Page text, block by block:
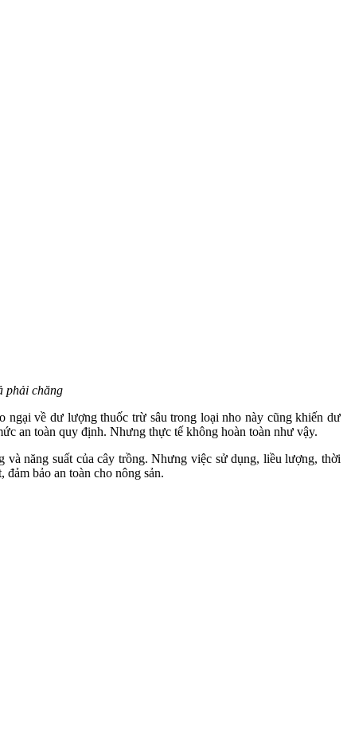
phải chăng
ngại về dư lượng thuốc trừ sâu trong loại nho này cũng khiến dư
an toàn quy định. Nhưng thực tế không hoàn toàn như vậy.
năng suất của cây trồng. Nhưng việc sử dụng, liều lượng, thời
bảo an toàn cho nông sản.